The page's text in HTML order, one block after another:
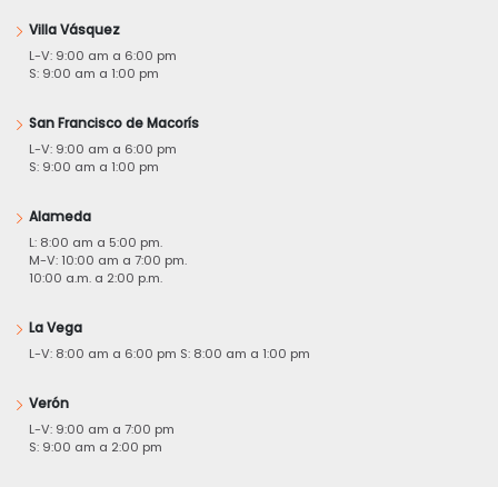
Villa Vásquez
L-V: 9:00 am a 6:00 pm
S: 9:00 am a 1:00 pm
San Francisco de Macorís
L-V: 9:00 am a 6:00 pm
S: 9:00 am a 1:00 pm
Alameda
L: 8:00 am a 5:00 pm.
M-V: 10:00 am a 7:00 pm.
10:00 a.m. a 2:00 p.m.
La Vega
L-V: 8:00 am a 6:00 pm S: 8:00 am a 1:00 pm
Verón
L-V: 9:00 am a 7:00 pm
S: 9:00 am a 2:00 pm